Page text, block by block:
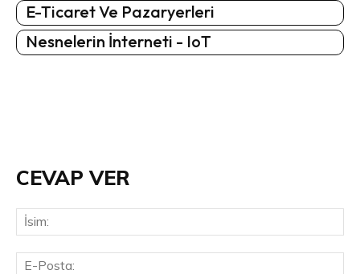
E-Ticaret Ve Pazaryerleri
Nesnelerin İnterneti - IoT
CEVAP VER